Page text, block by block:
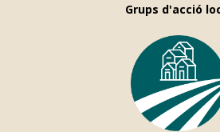
Grups d'acció